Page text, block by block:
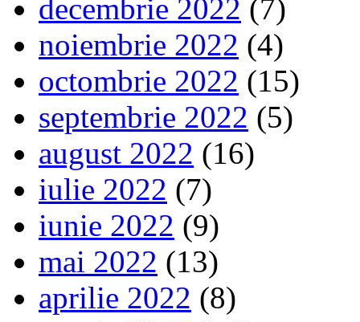
decembrie 2022 (7)
noiembrie 2022 (4)
octombrie 2022 (15)
septembrie 2022 (5)
august 2022 (16)
iulie 2022 (7)
iunie 2022 (9)
mai 2022 (13)
aprilie 2022 (8)